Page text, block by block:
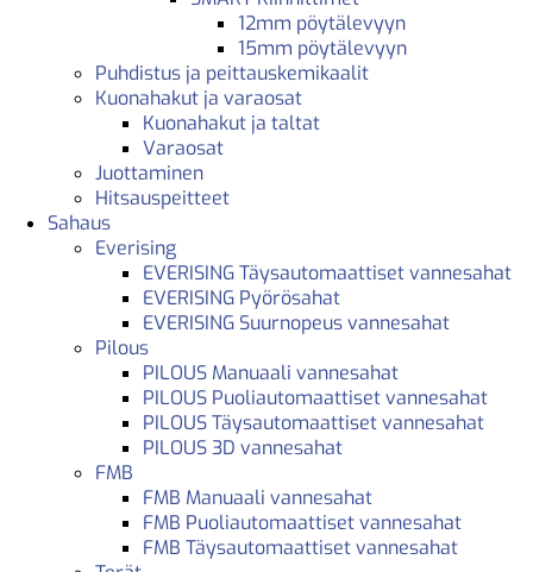
12mm pöytälevyyn
15mm pöytälevyyn
Puhdistus ja peittauskemikaalit
Kuonahakut ja varaosat
Kuonahakut ja taltat
Varaosat
Juottaminen
Hitsauspeitteet
Sahaus
Everising
EVERISING Täysautomaattiset vannesahat
EVERISING Pyörösahat
EVERISING Suurnopeus vannesahat
Pilous
PILOUS Manuaali vannesahat
PILOUS Puoliautomaattiset vannesahat
PILOUS Täysautomaattiset vannesahat
PILOUS 3D vannesahat
FMB
FMB Manuaali vannesahat
FMB Puoliautomaattiset vannesahat
FMB Täysautomaattiset vannesahat